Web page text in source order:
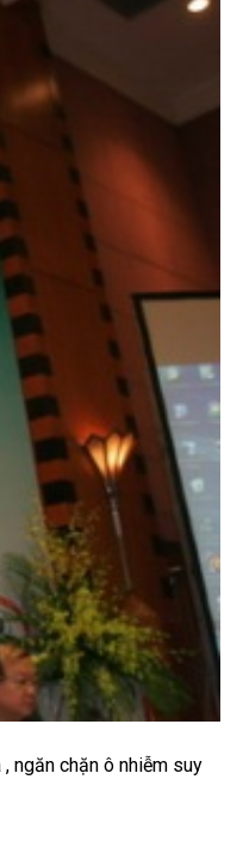
ngăn chặn ô nhiễm suy